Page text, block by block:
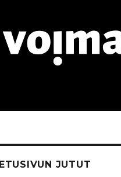
ETUSIVUN JUTUT